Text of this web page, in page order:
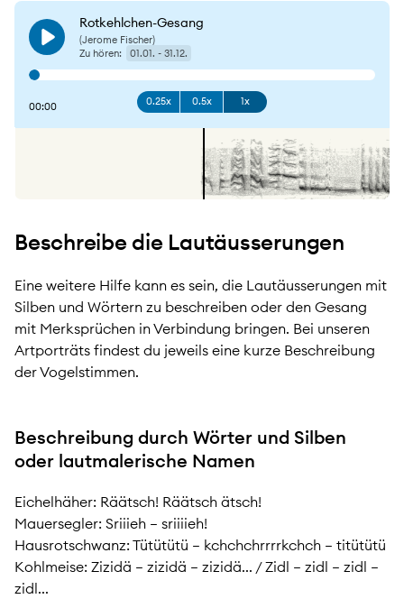
Play
Rotkehlchen-Gesang
(Jerome Fischer)
Zu hören:
01.01. - 31.12.
00:00 0.25x 0.5x 1x
Beschreibe die Lautäusserungen
Eine weitere Hilfe kann es sein, die Lautäusserungen mit
Silben und Wörtern zu beschreiben oder den Gesang
mit Merksprüchen in Verbindung bringen. Bei unseren
Artporträts findest du jeweils eine kurze Beschreibung
der Vogelstimmen.
Beschreibung durch Wörter und Silben
oder lautmalerische Namen
Eichelhäher: Räätsch! Räätsch ätsch!
Mauersegler: Sriiieh – sriiiieh!
Hausrotschwanz: Tütütütü – kchchchrrrrkchch – titütütü
Kohlmeise: Zizidä – zizidä – zizidä... / Zidl – zidl – zidl –
zidl...